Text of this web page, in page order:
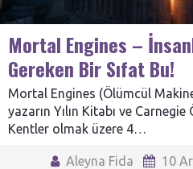
Mortal Engines –
Gereken Bir Sıfat Bu!
Mortal Engines (Ölümcül
yazarın Yılın Kitabı ve
Kentler olmak üzere 4…
Aleyna Fida 10